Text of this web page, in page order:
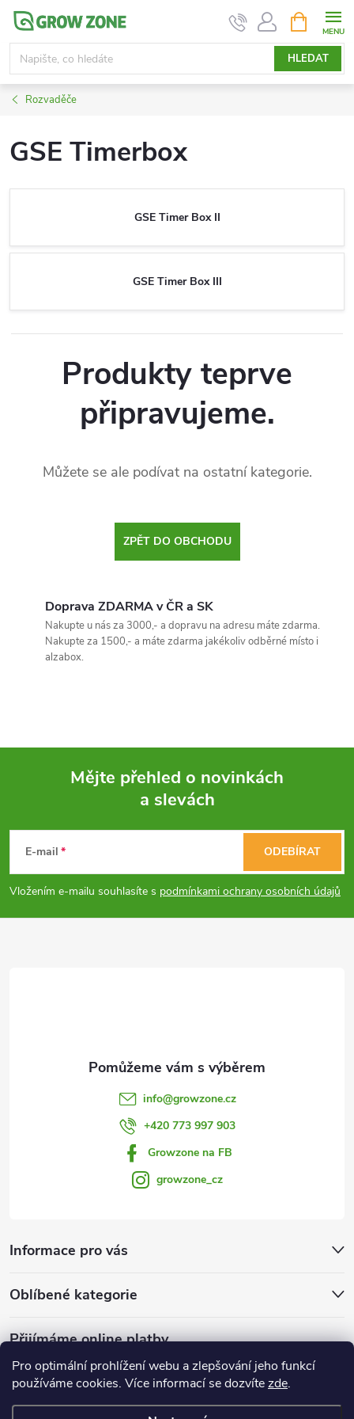
Pro optimální prohlížení webu a zlepšování jeho funkcí
používáme cookies. Více informací se dozvítezde.
Přejít
obsah
HLEDAT
NÁKUPNÍ
KOŠÍK
Rozvaděče
GSE Timerbox
GSE Timer Box II
GSE Timer Box III
Produkty teprve
připravujeme.
Můžete se ale podívat na ostatní kategorie.
ZPĚT DO OBCHODU
Doprava ZDARMA v ČR a SK
Nakupte u nás za 3000,- a dopravu na adresu máte zdarma.
Nakupte za 1500,- a máte zdarma jakékoliv odběrné místo i
alzabox.
p
Mějte přehled o novinkách
a slevách
E-mail
Vložením e-mailu souhlasíte s podmínkami ochrany osobních údajů
ODEBÍRAT
info@growzone.cz
+420 773 997 903
Growzone na FB
growzone_cz
Informace pro vás
Oblíbené kategorie
Přijímáme online platby